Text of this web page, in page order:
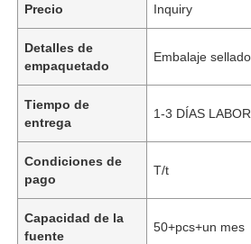
Precio Inquiry
Detalles de
empaquetado
Embalaje
Tiempo de
entrega
1-3 DÍAS
Condiciones de
pago
T/t
Capacidad de la
fuente
50+pcs+un mes